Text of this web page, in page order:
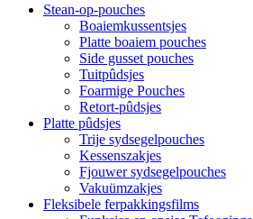
Stean-op-pouches
Boaiemkussentsjes
Platte boaiem pouches
Side gusset pouches
Tuitpûdsjes
Foarmige Pouches
Retort-pûdsjes
Platte pûdsjes
Trije sydsegelpouches
Kessenszakjes
Fjouwer sydsegelpouches
Vakuümzakjes
Fleksibele ferpakkingsfilms